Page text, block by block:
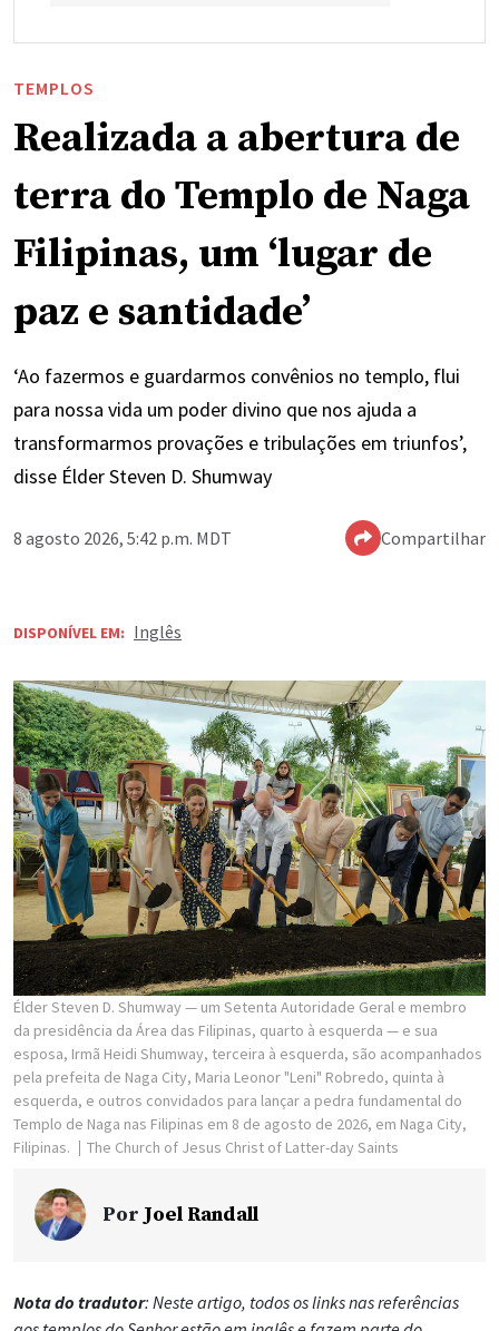
TEMPLOS
Realizada a abertura de
terra do Templo de Naga
Filipinas, um ‘lugar de
paz e santidade’
‘Ao fazermos e guardarmos convênios no templo, flui
para nossa vida um poder divino que nos ajuda a
transformarmos provações e tribulações em triunfos’,
disse Élder Steven D. Shumway
8 agosto 2026, 5:42 p.m. MDT Compartilhar
DISPONÍVEL EM: Inglês
Élder Steven D. Shumway — um Setenta Autoridade Geral e membro
da presidência da Área das Filipinas, quarto à esquerda — e sua
esposa, Irmã Heidi Shumway, terceira à esquerda, são acompanhados
pela prefeita de Naga City, Maria Leonor "Leni" Robredo, quinta à
esquerda, e outros convidados para lançar a pedra fundamental do
Templo de Naga nas Filipinas em 8 de agosto de 2026, em Naga City,
Filipinas.
The Church of Jesus Christ of Latter-day Saints
Por Joel Randall
Nota do tradutor: Neste artigo, todos os links nas referências